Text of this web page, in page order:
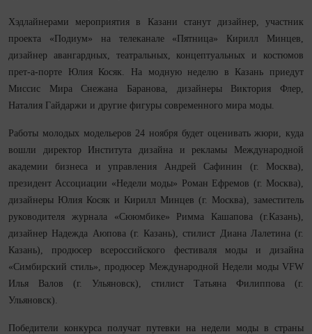
Хэдлайнерами мероприятия в Казани станут дизайнер, участник
проекта «Подиум» на телеканале «Пятница» Кирилл Минцев,
дизайнер авангардных, театральных, концептуальных и костюмов
прет-а-порте Юлия Косяк. На модную неделю в Казань приедут
Миссис Мира Снежана Баранова, дизайнеры Виктория Флер,
Наталия Гайдаржи и другие фигуры современного мира моды.
Работы молодых модельеров 24 ноября будет оценивать жюри, куда
вошли директор Института дизайна и рекламы Международной
академии бизнеса и управления Андрей Сафинин (г. Москва),
президент Ассоциации «Недели моды» Роман Ефремов (г. Москва),
дизайнеры Юлия Косяк и Кирилл Минцев (г. Москва), заместитель
руководителя журнала «Сююмбике» Римма Кашапова (г.Казань),
дизайнер Надежда Аюпова (г. Казань), стилист Диана Лалетина (г.
Казань), продюсер всероссийского фестиваля моды и дизайна
«Симбирский стиль», продюсер Международной Недели моды VFW
Илья Валов (г. Ульяновск), стилист Татьяна Филиппова (г.
Ульяновск).
Победители конкурса получат путевки на недели моды в страны